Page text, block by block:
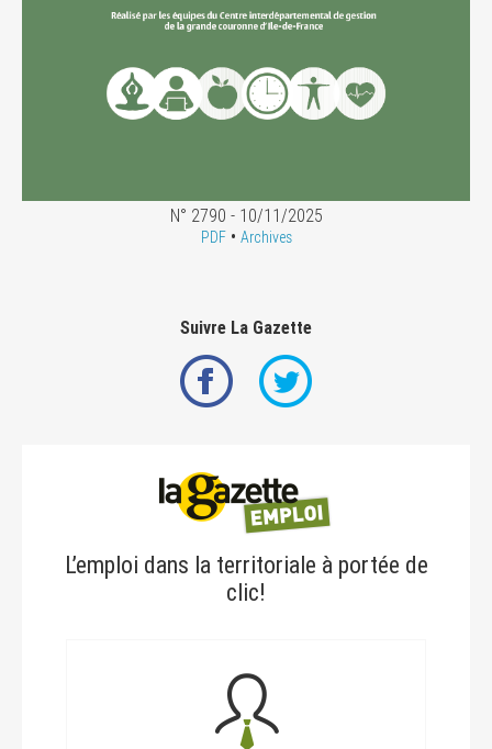
N° 2790 - 10/11/2025
PDF• Archives
Suivre La Gazette
L’emploi dans la territoriale à portée de
clic!